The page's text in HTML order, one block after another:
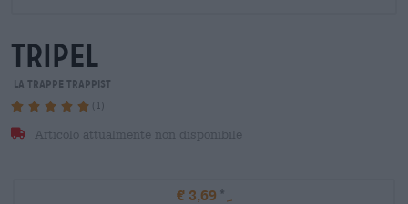
tripel
La Trappe Trappist
(1)
Articolo attualmente non disponibile
€ 3,69